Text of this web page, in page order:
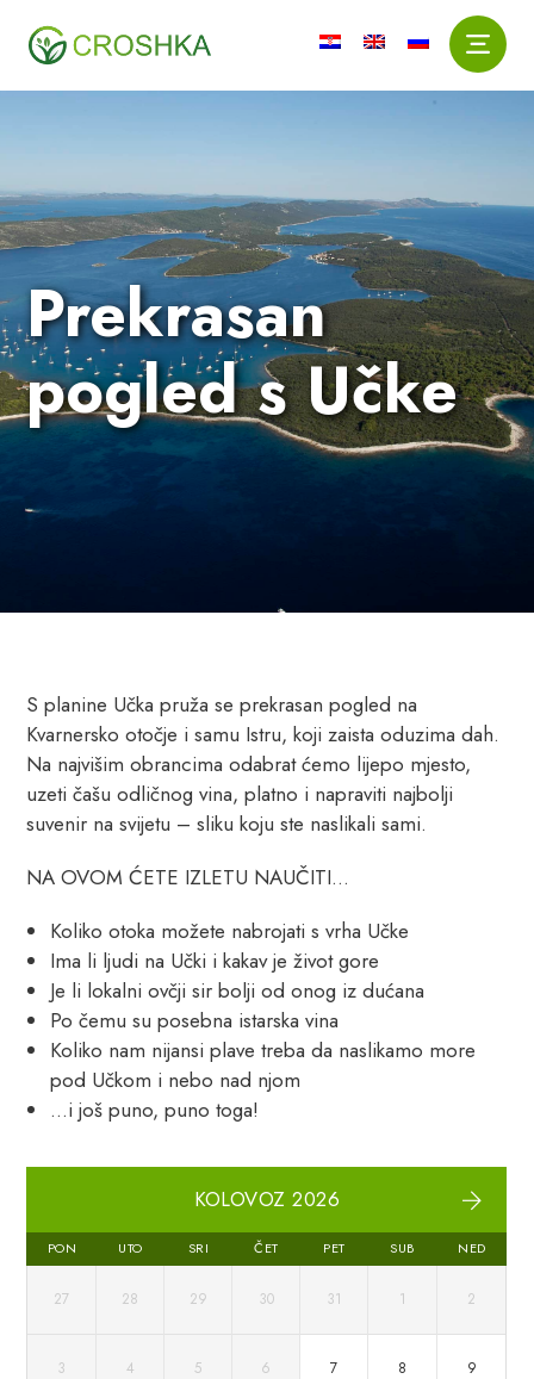
Prekrasan
pogled s Učke
S planine Učka pruža se prekrasan pogled na
Kvarnersko otočje i samu Istru, koji zaista oduzima dah.
Na najvišim obrancima odabrat ćemo lijepo mjesto,
uzeti čašu odličnog vina, platno i napraviti najbolji
suvenir na svijetu – sliku koju ste naslikali sami.
NA OVOM ĆETE IZLETU NAUČITI…
Koliko otoka možete nabrojati s vrha Učke
Ima li ljudi na Učki i kakav je život gore
Je li lokalni ovčji sir bolji od onog iz dućana
Po čemu su posebna istarska vina
Koliko nam nijansi plave treba da naslikamo more
pod Učkom i nebo nad njom
…i još puno, puno toga!
KOLOVOZ 2026
PON UTO SRI ČET PET SUB NED
27 28 29 30 31 1 2
3 4 5 6 7 8 9